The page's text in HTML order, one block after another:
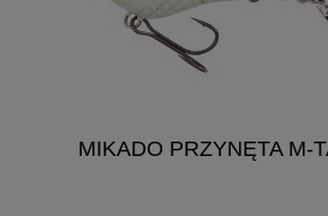
MIKADO PRZYNĘTA M-